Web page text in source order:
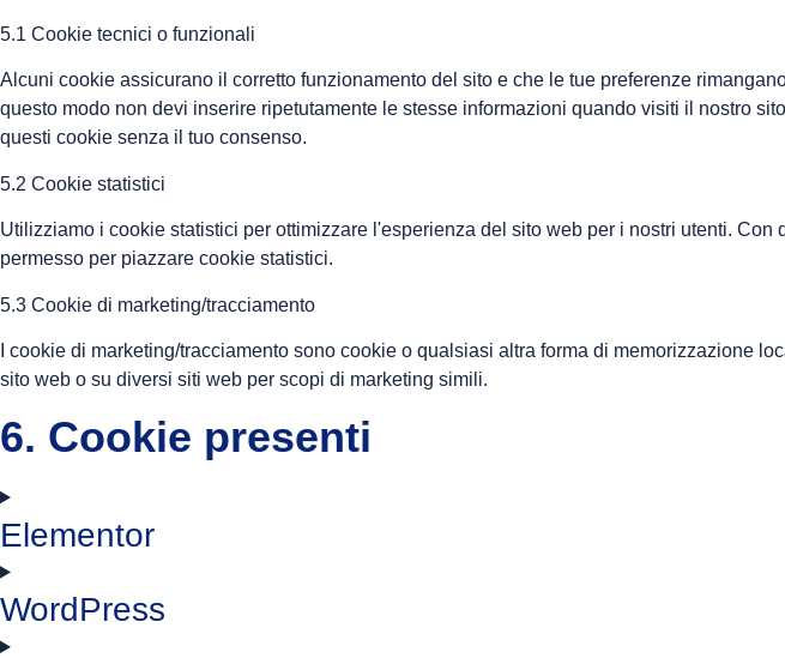
5.1 Cookie tecnici o funzionali
Alcuni cookie assicurano il corretto funzionamento del sito e che le tue preferenze
questo modo non devi inserire ripetutamente le stesse informazioni quando visiti il nostro
questi cookie senza il tuo consenso.
5.2 Cookie statistici
Utilizziamo i cookie statistici per ottimizzare l'esperienza del sito web per i nostri utenti.
permesso per piazzare cookie statistici.
5.3 Cookie di marketing/tracciamento
I cookie di marketing/tracciamento sono cookie o qualsiasi altra forma di memorizzazione
sito web o su diversi siti web per scopi di marketing simili.
6. Cookie presenti
Elementor
WordPress